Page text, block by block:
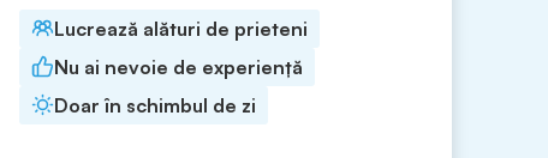
Lucrează alături de prieteni
Nu ai nevoie de experiență
Doar în schimbul de zi